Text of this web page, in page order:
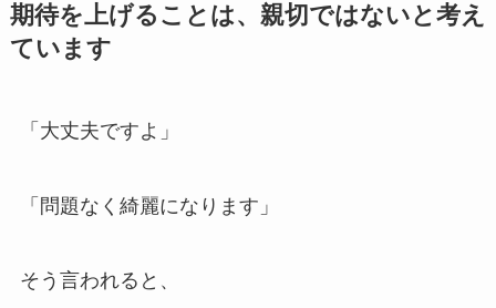
期待を上げることは、親切ではないと考え
ています
「大丈夫ですよ」
「問題なく綺麗になります」
そう言われると、